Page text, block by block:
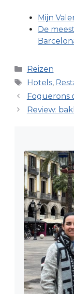
Mijn
De
Categorieën
Reizen
Tags
Hotels,
Foguerons
Review: